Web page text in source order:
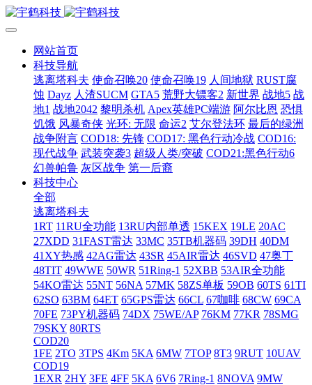
网站首页
科技导航
逃离塔科夫 使命召唤20 使命召唤19 人间地狱 RUST腐
蚀 Dayz 人渣SUCM GTA5 荒野大镖客2 新世界 战地5 战
地1 战地2042 黎明杀机 Apex英雄PC端游 阿尔比恩 恐惧
饥饿 风暴奇侠 光环: 无限 命运2 艾尔登法环 最后的绿洲
战争附言 COD18: 先锋 COD17: 黑色行动冷战 COD16:
现代战争 武装突袭3 超级人类/突破 COD21:黑色行动6
幻兽帕鲁 灰区战争 第一后裔
科技中心
全部
逃离塔科夫
1RT 11RU全功能 13RU内部单透 15KEX 19LE 20AC
27XDD 31FAST雷达 33MC 35TB机器码 39DH 40DM
41XY热感 42AG雷达 43SR 45AIR雷达 46SVD 47奥丁
48TIT 49WWE 50WR 51Ring-1 52XBB 53AIR全功能
54KO雷达 55NT 56NA 57MK 58ZS单板 59OB 60TS 61TI
62SO 63BM 64ET 65GPS雷达 66CL 67咖啡 68CW 69CA
70FE 73PY机器码 74DX 75WE/AP 76KM 77KR 78SMG
79SKY 80RTS
COD20
1FE 2TO 3TPS 4Km 5KA 6MW 7TOP 8T3 9RUT 10UAV
COD19
1EXR 2HY 3FE 4FF 5KA 6V6 7Ring-1 8NOVA 9MW